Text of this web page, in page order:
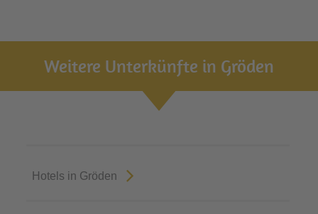
Weitere Unterkünfte in Gröden
Hotels in Gröden